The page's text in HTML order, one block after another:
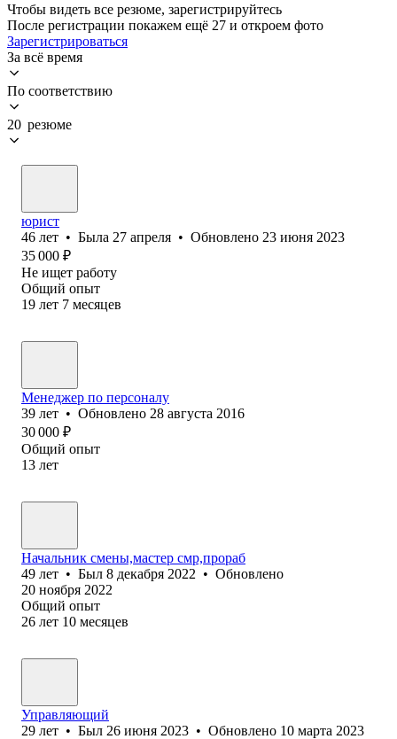
Чтобы видеть все резюме, зарегистрируйтесь
После регистрации покажем ещё 27 и откроем фото
Зарегистрироваться
За всё время
По соответствию
20 резюме
юрист
46 лет • Была 27 апреля • Обновлено 23 июня 2023
35 000 ₽
Не ищет работу
Общий опыт
19 лет 7 месяцев
Менеджер по персоналу
39 лет • Обновлено 28 августа 2016
30 000 ₽
Общий опыт
13 лет
Начальник смены,мастер смр,прораб
49 лет • Был 8 декабря 2022 • Обновлено
20 ноября 2022
Общий опыт
26 лет 10 месяцев
Управляющий
29 лет • Был 26 июня 2023 • Обновлено 10 марта 2023